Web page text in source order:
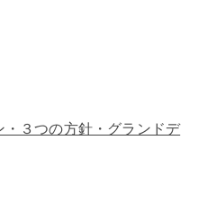
３つの方針・グランドデ